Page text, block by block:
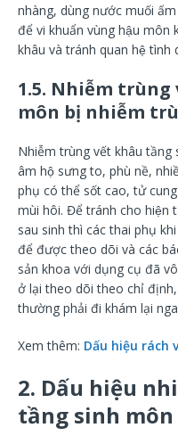
nhàng, dùng nước muối
để vi khuẩn vùng hậu môn
khâu và tránh quan hệ tình
1.5. Nhiễm trùng
môn bị nhiễm
Nhiễm trùng vết khâu tầng
âm hộ sưng to, phù nề,
phụ có thể sốt cao, tử
mùi hôi. Để tránh cho hiện
sau sinh thì các thai phụ
để được theo dõi và các
sản khoa với dụng cụ đã
ở lại theo dõi theo chỉ
thường phải đi khám lại
Xem thêm: Dấu hiệu rách
2. Dấu hiệu
tầng sinh môn